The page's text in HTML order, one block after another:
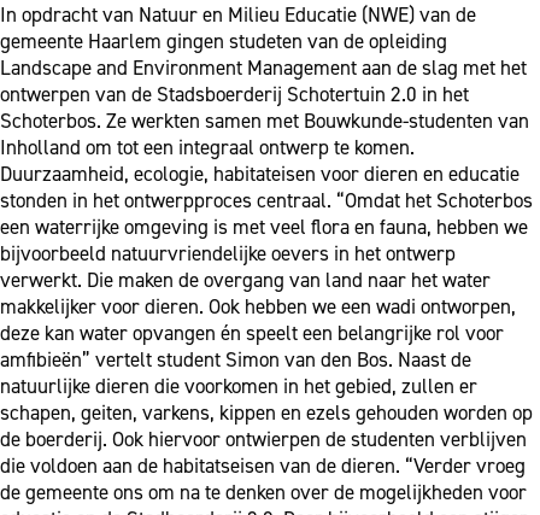
In opdracht van Natuur en Milieu Educatie (NWE) van de
gemeente Haarlem gingen studeten van de opleiding
Landscape and Environment Management aan de slag met het
ontwerpen van de Stadsboerderij Schotertuin 2.0 in het
Schoterbos. Ze werkten samen met Bouwkunde-studenten van
Inholland om tot een integraal ontwerp te komen.
Duurzaamheid, ecologie, habitateisen voor dieren en educatie
stonden in het ontwerpproces centraal. “Omdat het Schoterbos
een waterrijke omgeving is met veel flora en fauna, hebben we
bijvoorbeeld natuurvriendelijke oevers in het ontwerp
verwerkt. Die maken de overgang van land naar het water
makkelijker voor dieren. Ook hebben we een wadi ontworpen,
deze kan water opvangen én speelt een belangrijke rol voor
amfibieën” vertelt student Simon van den Bos. Naast de
natuurlijke dieren die voorkomen in het gebied, zullen er
schapen, geiten, varkens, kippen en ezels gehouden worden op
de boerderij. Ook hiervoor ontwierpen de studenten verblijven
die voldoen aan de habitatseisen van de dieren. “Verder vroeg
de gemeente ons om na te denken over de mogelijkheden voor